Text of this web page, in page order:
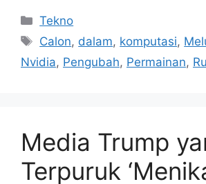
Kategori
Tekno
Tag
Calon, dalam, komputasi,
Nvidia, Pengubah, Permainan,
Media Trump
Terpuruk